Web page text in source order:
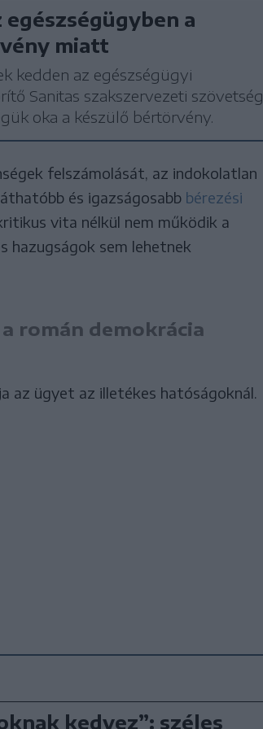
egészségügyben a
miatt
kedden az egészségügyi
Sanitas szakszervezeti szövetség
oka a készülő bértörvény.
felszámolását, az indokolatlan
és igazságosabb bérezési
vita nélkül nem működik a
hazugságok sem lehetnek
román demokrácia
az ügyet az illetékes hatóságoknál.
kedvez”: széles